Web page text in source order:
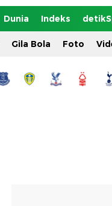
Dunia Indeks
Gila Bola Foto